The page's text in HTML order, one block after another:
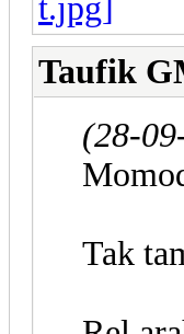
Taufik
(28-
Tak